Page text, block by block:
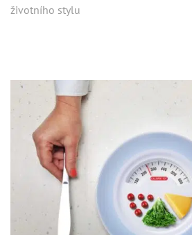
životního stylu